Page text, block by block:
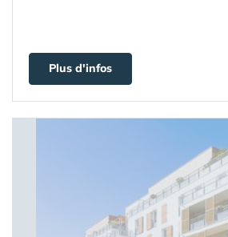
Plus d'infos